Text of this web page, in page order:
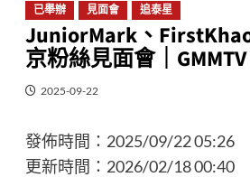
已舉辦 見面會 追泰星
JuniorMark、
京粉絲見面會｜GMMTV
2025-09-22
發佈時間： 2025/09/22 05:26
更新時間： 2026/02/18 00:40